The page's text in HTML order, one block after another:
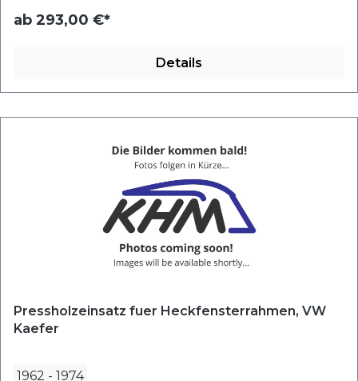
ab 293,00 €*
Details
Pressholzeinsatz fuer Heckfensterrahmen, VW
Kaefer
1962 - 1974